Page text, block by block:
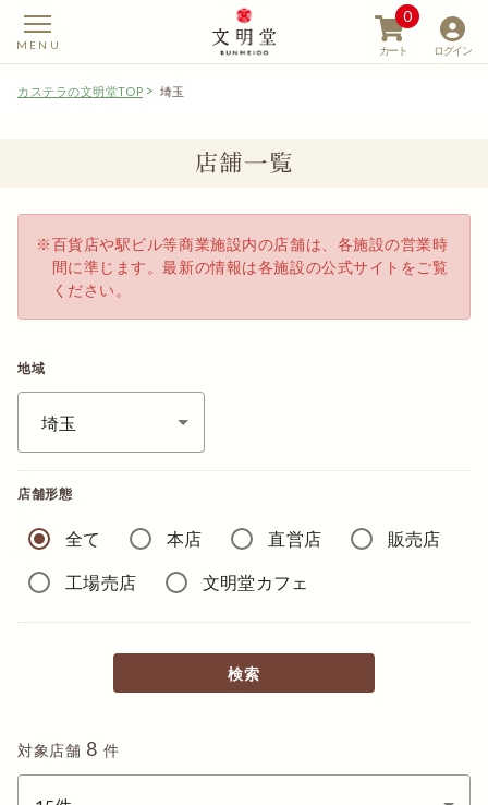
【カステラの文明堂】
ログイン
カート
0
カステラの文明堂TOP 埼玉
店舗一覧
百貨店や駅ビル等商業施設内の店舗は、各施設の営業時
間に準じます。最新の情報は各施設の公式サイトをご覧
ください。
地域
店舗形態
全て 本店 直営店 販売店
工場売店 文明堂カフェ
検索
対象店舗 8 件
表示件数